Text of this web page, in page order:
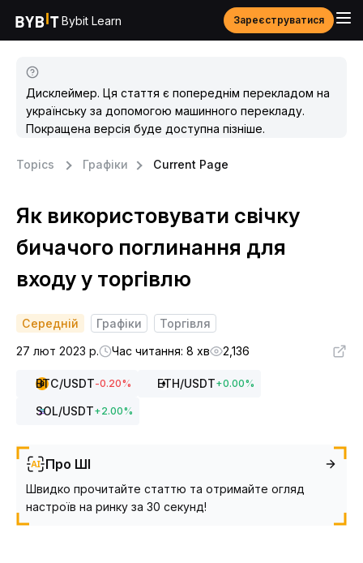
Bybit Learn Зареєструватися
Дисклеймер. Ця стаття є попереднім перекладом на
українську за допомогою машинного перекладу.
Покращена версія буде доступна пізніше.
Topics Графіки Current Page
Як використовувати свічку
бичачого поглинання для
входу у торгівлю
Середній Графіки
Торгівля
27 лют 2023 р.
Час читання: 8 хв 2,136
BTC/USDT-0.20% ETH/USDT+0.00%
SOL/USDT+2.00%
Про ШІ
Швидко прочитайте статтю та отримайте огляд
настроїв на ринку за 30 секунд!